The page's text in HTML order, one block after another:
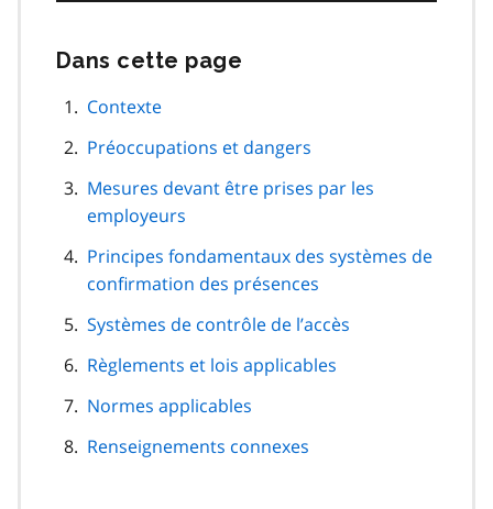
Dans cette page
page
Contexte
Préoccupations et dangers
Mesures devant être prises par les
employeurs
Principes fondamentaux des systèmes de
confirmation des présences
Systèmes de contrôle de l’accès
Règlements et lois applicables
Normes applicables
Renseignements connexes